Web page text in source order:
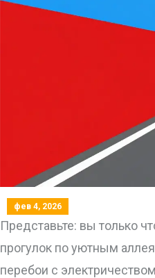
фев 4, 2026
Представьте: вы только
прогулок по уютным
перебои с